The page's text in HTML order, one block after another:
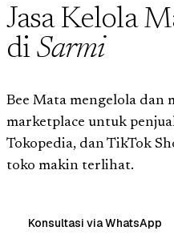
Jasa Kelola
di Sarmi
Bee Mata mengelola dan
marketplace untuk
Tokopedia, dan TikTok
toko makin terlihat.
Konsultasi via WhatsApp